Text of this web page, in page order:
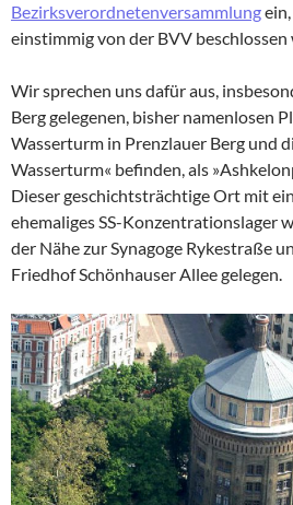
Bezirksverordnetenversammlung
einstimmig von der BVV beschlossen
Wir sprechen uns dafür aus,
Berg gelegenen, bisher namenlosen
Wasserturm in Prenzlauer Berg und
Wasserturm« befinden, als
Dieser geschichtsträchtige Ort mit
ehemaliges SS-Konzentrationslager
der Nähe zur Synagoge Rykestraße
Friedhof Schönhauser Allee gelegen.